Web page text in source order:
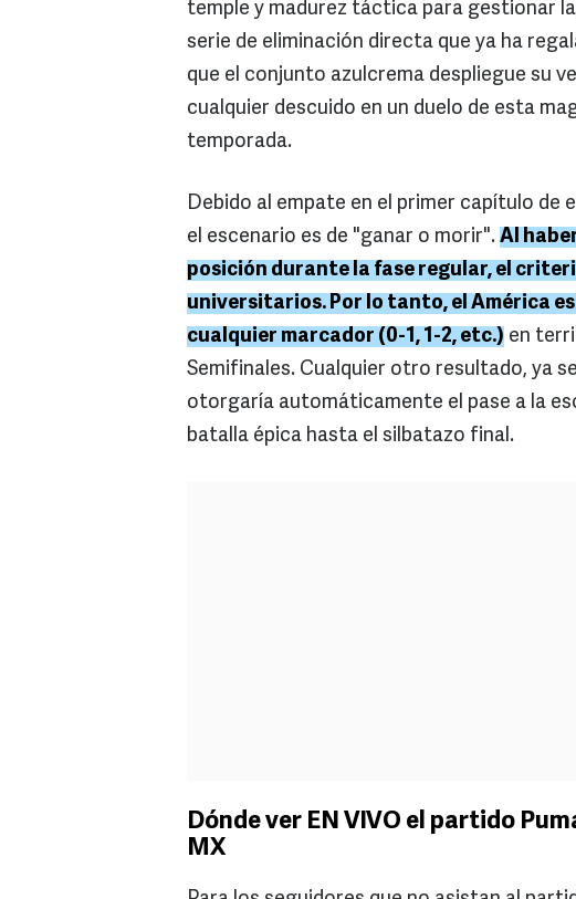
temple y madurez táctica para gestionar
serie de eliminación directa que ya ha
que el conjunto azulcrema despliegue su
cualquier descuido en un duelo de esta
temporada.
Debido al empate en el primer capítulo de
el escenario es de "ganar o morir". Al
posición durante la fase regular, el
universitarios. Por lo tanto, el América
cualquier marcador (0-1, 1-2, etc.) en
Semifinales. Cualquier otro resultado, ya
otorgaría automáticamente el pase a la
batalla épica hasta el silbatazo final.
Dónde ver EN VIVO el partido
MX